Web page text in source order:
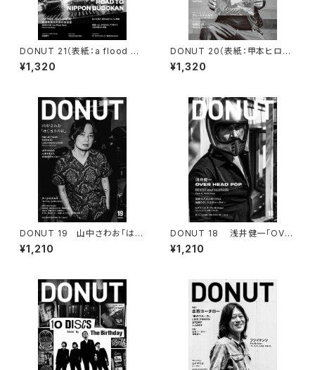
DONUT 21（表紙：a flood of
circle）ポストカード付
¥1,320
DONUT 20（表紙：甲本ヒロト）
ポストカード付
¥1,320
DONUT 19 山中さわお「はじ
まりの日」
¥1,210
DONUT 18 浅井健一「OVE
R HEAD POP」／ 池袋交差点2
4時「FINAL」
¥1,210